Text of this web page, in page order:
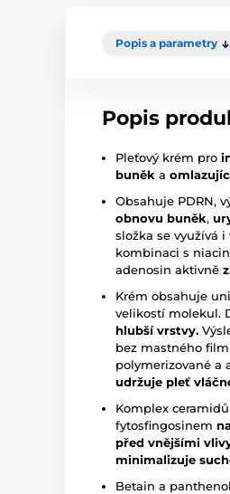
Popis a parametry
Popis
Pleťový krém pro
buněk a
Obsahuje PDRN,
obnovu buněk,
složka se využívá
kombinaci s
adenosin aktivně
Krém obsahuje
velikostí molekul.
hlubší vrstvy.
bez mastného
polymerizované a
udržuje pleť
Komplex ceramidů
fytosfingosinem
před vnějšími
minimalizuje
Betain a